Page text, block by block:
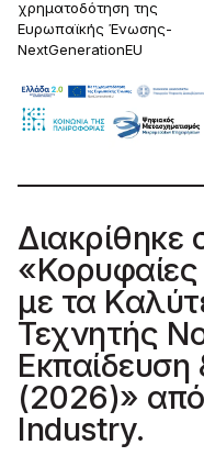
χρηματοδότηση της
Ευρωπαϊκής Ένωσης-
NextGenerationEU
Διακρίθηκε
με τα
Τεχνητής
Εκπαίδευση
(2026)»
Industry.